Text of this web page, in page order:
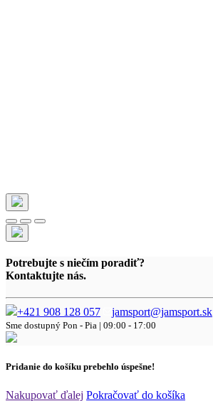
Potrebujte s niečím poradiť?
Kontaktujte nás.
+421 908 128 057 jamsport@jamsport.sk
Sme dostupný Pon - Pia | 09:00 - 17:00
Pridanie do košíku prebehlo úspešne!
Nakupovať ďalej Pokračovať do košíka